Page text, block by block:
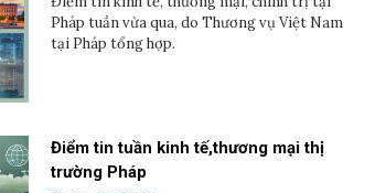
Pháp tuần vừa qua, do Thương vụ Việt Nam
tại Pháp tổng hợp.
Điểm tin tuần kinh tế,thương mại thị
trường Pháp